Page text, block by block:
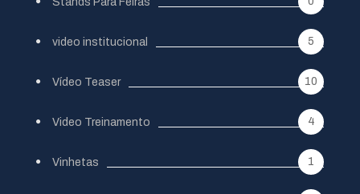
video institucional 5
Vídeo Teaser 10
Video Treinamento 4
Vinhetas 1